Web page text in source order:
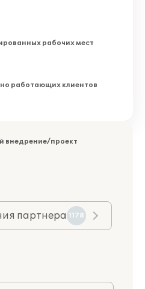
рабочих мест
работающих клиентов
внедрение/проект
партнера 1178